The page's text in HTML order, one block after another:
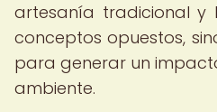
artesanía tradicional
conceptos opuestos,
para generar un
ambiente.